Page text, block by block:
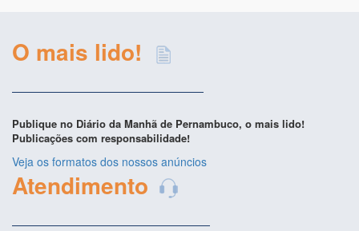
O mais lido!
Publique no Diário da Manhã de Pernambuco, o mais lido!
Publicações com responsabilidade!
Veja os formatos dos nossos anúncios
Atendimento